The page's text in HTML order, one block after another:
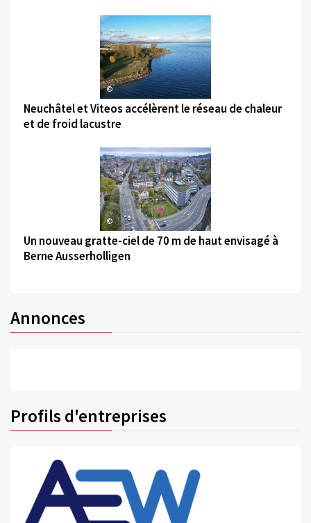
©
Neuchâtel et Viteos accélèrent le réseau de chaleur
et de froid lacustre
©
Un nouveau gratte-ciel de 70 m de haut envisagé à
Berne Ausserholligen
Annonces
Profils d'entreprises